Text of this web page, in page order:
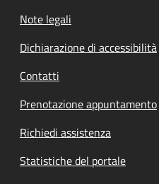
Note legali
Dichiarazione di accessibilità
Contatti
Prenotazione appuntamento
Richiedi assistenza
Statistiche del portale